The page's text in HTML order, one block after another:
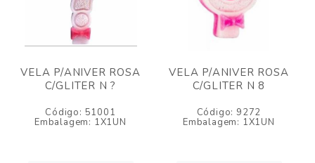
VELA P/ANIVER ROSA
C/GLITER N ?
Código: 51001
Embalagem: 1X1UN
VELA P/ANIVER ROSA
C/GLITER N 8
Código: 9272
Embalagem: 1X1UN